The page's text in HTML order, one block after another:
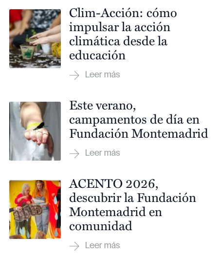
Clim-Acción: cómo
impulsar la acción
climática desde la
educación
Este verano,
campamentos de día en
Fundación Montemadrid
ACENTO 2026,
descubrir la Fundación
Montemadrid en
comunidad